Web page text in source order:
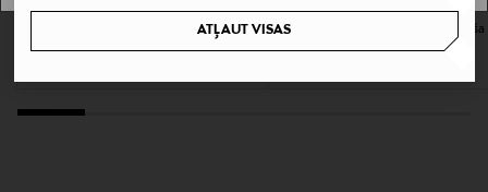
ATĻAUT VISAS
200 ml
Restorative ķermeņa krēms 200 ml
Original Price
168,00 €
Black Rose Emulsion Body mitrinoša